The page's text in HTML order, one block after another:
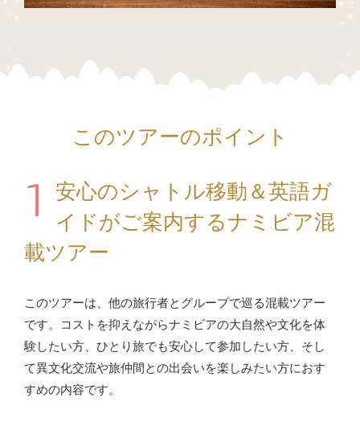
このツアーのポイント
1
安心のシャトル移動＆英語ガ
イドがご案内するナミビア混
載ツアー
このツアーは、他の旅行者とグループで巡る混載ツアー
です。コストを抑えながらナミビアの大自然や文化を体
験したい方、ひとり旅でも安心して参加したい方、そし
て異文化交流や旅仲間との出会いを楽しみたい方におす
すめの内容です。